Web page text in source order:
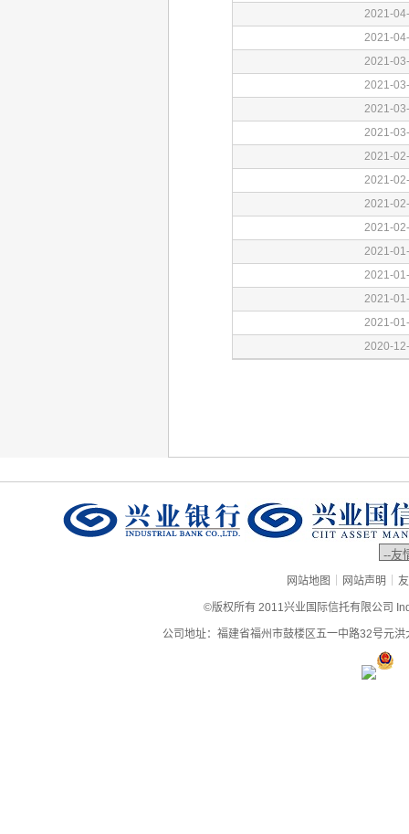
网站地图 | 网站声明 |
©版权所有 2011兴业国际信托有限公司
公司地址：福建省福州市鼓楼区五一中路32号元